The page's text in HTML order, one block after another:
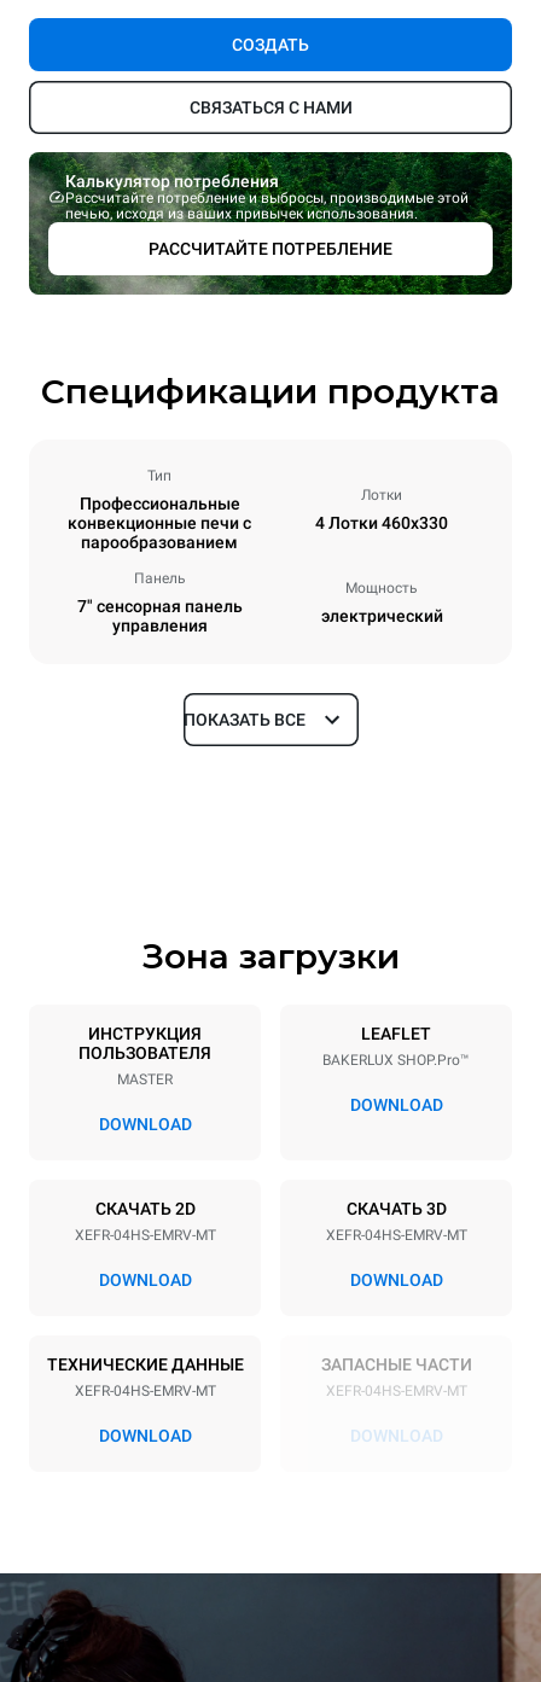
СОЗДАТЬ
СВЯЗАТЬСЯ С НАМИ
Калькулятор потребления
Рассчитайте потребление и выбросы, производимые этой
печью, исходя из ваших привычек использования.
РАССЧИТАЙТЕ ПОТРЕБЛЕНИЕ
Спецификации продукта
Тип
Профессиональные
конвекционные печи с
парообразованием
Лотки
4 Лотки 460x330
Панель
7" сенсорная панель
управления
Мощность
электрический
Размеры
Спецификации противней
4 460x330
Расстояние между лотками
75 mm
Напряжение Příkon
Частота Тип вилки
зависят от
ПОКАЗАТЬ ВСЕ
Зона загрузки
ИНСТРУКЦИЯ
ПОЛЬЗОВАТЕЛЯ
MASTER
DOWNLOAD
LEAFLET
BAKERLUX SHOP.Pro™
DOWNLOAD
СКАЧАТЬ 2D
XEFR-04HS-EMRV-MT
DOWNLOAD
СКАЧАТЬ 3D
XEFR-04HS-EMRV-MT
DOWNLOAD
ТЕХНИЧЕСКИЕ ДАННЫЕ
XEFR-04HS-EMRV-MT
DOWNLOAD
ЗАПАСНЫЕ ЧАСТИ
XEFR-04HS-EMRV-MT
DOWNLOAD